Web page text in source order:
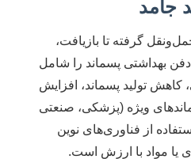
جامد
گرفته تا بازیافت،
دفن بهداشتی پسماند را شامل
تولید پسماند، افزایش
ویژه (پزشکی، صنعتی
از فناوری‌های نوین
یا مواد با ارزش است.